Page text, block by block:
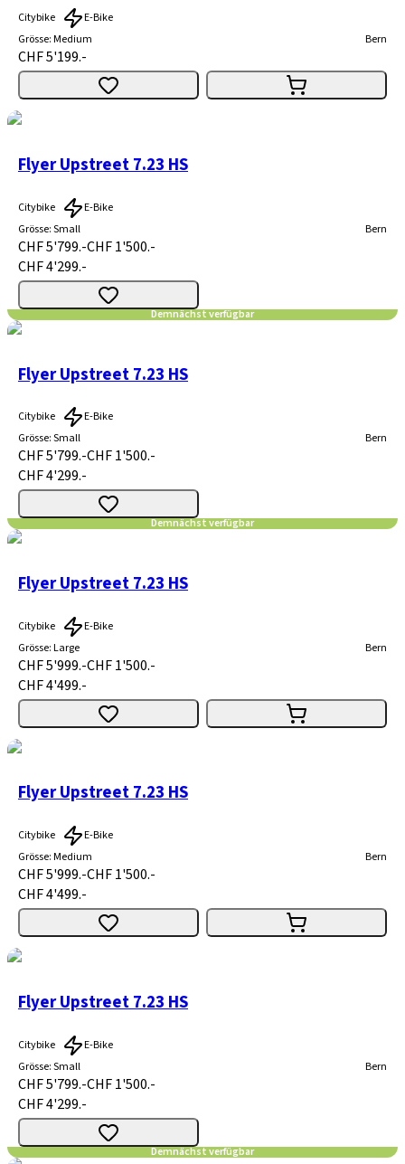
Citybike
E-Bike
Grösse:Medium Bern
CHF 5'199.-
Demnächst verfügbar
Flyer Upstreet 7.23 HS
Citybike
E-Bike
Grösse:Small Bern
CHF 5'799.-CHF 1'500.-
CHF 4'299.-
Demnächst verfügbar
Flyer Upstreet 7.23 HS
Citybike
E-Bike
Grösse:Small Bern
CHF 5'799.-CHF 1'500.-
CHF 4'299.-
Flyer Upstreet 7.23 HS
Citybike
E-Bike
Grösse:Large Bern
CHF 5'999.-CHF 1'500.-
CHF 4'499.-
Flyer Upstreet 7.23 HS
Citybike
E-Bike
Grösse:Medium Bern
CHF 5'999.-CHF 1'500.-
CHF 4'499.-
Demnächst verfügbar
Flyer Upstreet 7.23 HS
Citybike
E-Bike
Grösse:Small Bern
CHF 5'799.-CHF 1'500.-
CHF 4'299.-